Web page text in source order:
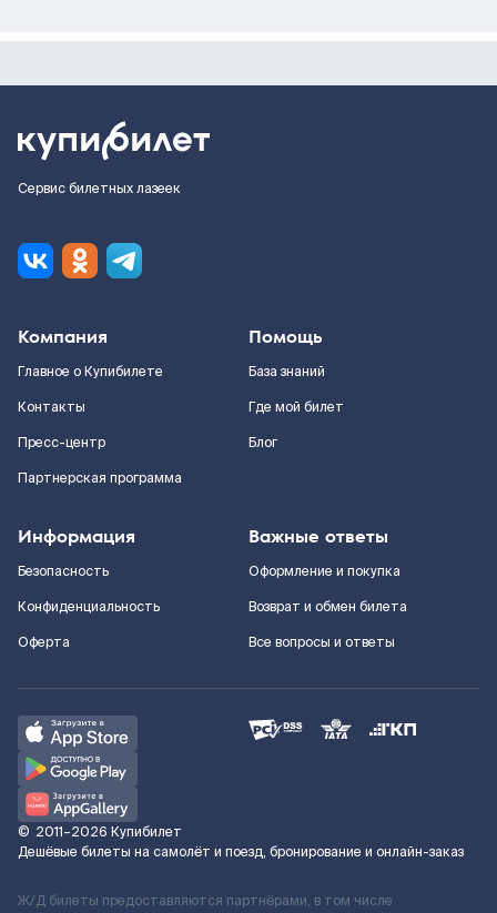
Сервис билетных лазеек
Компания
Главное о Купибилете
Контакты
Пресс-центр
Партнерская программа
Помощь
База знаний
Где мой билет
Блог
Информация
Безопасность
Конфиденциальность
Оферта
Важные ответы
Оформление и покупка
Возврат и обмен билета
Все вопросы и ответы
© 2011–2026 Купибилет
Дешёвые билеты на самолёт и поезд, бронирование и онлайн-заказ
Ж/Д билеты предоставляются партнёрами, в том числе